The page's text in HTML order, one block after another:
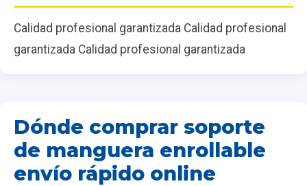
Calidad profesional garantizada Calidad profesional
garantizada Calidad profesional garantizada
Dónde comprar soporte
de manguera enrollable
envío rápido online